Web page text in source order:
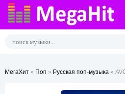
МегаХит » Поп » Русская поп-музыка »